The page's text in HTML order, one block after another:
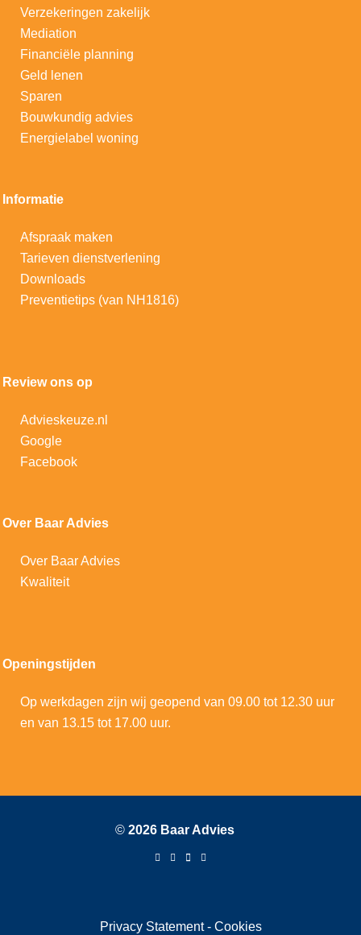
Verzekeringen zakelijk
Mediation
Financiële planning
Geld lenen
Sparen
Bouwkundig advies
Energielabel woning
Informatie
Afspraak maken
Tarieven dienstverlening
Downloads
Preventietips (van NH1816)
Review ons op
Advieskeuze.nl
Google
Facebook
Over Baar Advies
Over Baar Advies
Kwaliteit
Openingstijden
Op werkdagen zijn wij geopend van 09.00 tot 12.30 uur
en van 13.15 tot 17.00 uur.
© 2026 Baar Advies
Privacy Statement- Cookies